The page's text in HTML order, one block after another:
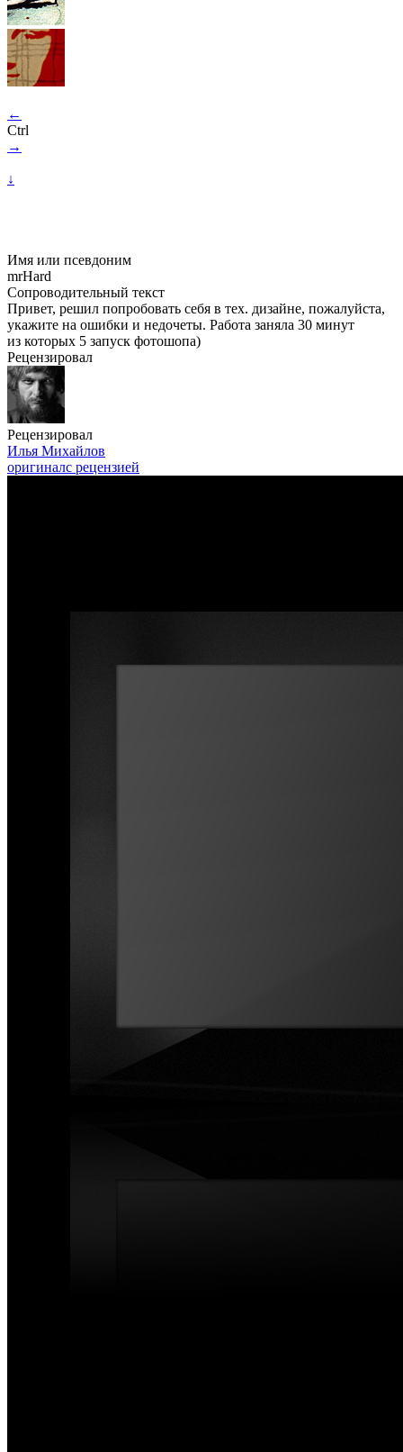
←
Ctrl
→
↓
Имя или псевдоним
mrHard
Сопроводительный текст
Привет, решил попробовать себя в тех. дизайне, пожалуйста,
укажите на ошибки и недочеты. Работа заняла 30 минут
из которых 5 запуск фотошопа)
Рецензировал
Рецензировал
Илья Михайлов
оригиналс рецензией